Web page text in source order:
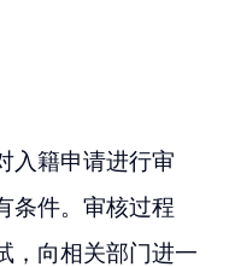
入籍申请进行审
条件。审核过程
，向相关部门进一